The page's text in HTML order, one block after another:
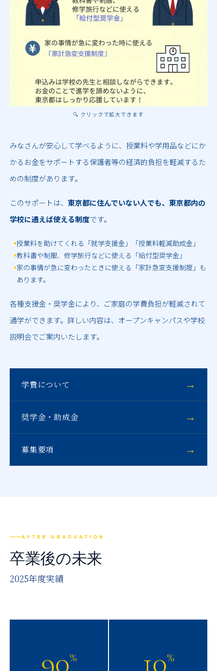
みなさんが安心して学べるように、授業料や学用品などにか
かるお金をサポートする保護者等の経済的負担を軽減するた
めの制度があります。
このサポートは、 東京都に住んでいない人でも、東京都内の
学校に通えば使える制度です。
•授業料を助けてくれる「就学支援金」「授業料軽減助成金」
•教科書や制服、修学旅行などに使える「給付型奨学金」
•家の事情が急に変わったときに使える「家計急変支援制度」も
あります。
各種支援金・奨学金により、ご家庭の学費負担が軽減されて
通学ができます。詳しい内容は、オープンキャンパスや学校
説明会でご案内いたします。
🔍 クリックで拡大できます
学費について →
奨学金・助成金 →
募集要項 →
AFTER GRADUATION
卒業後の未来
2025年度実績
90% 10%